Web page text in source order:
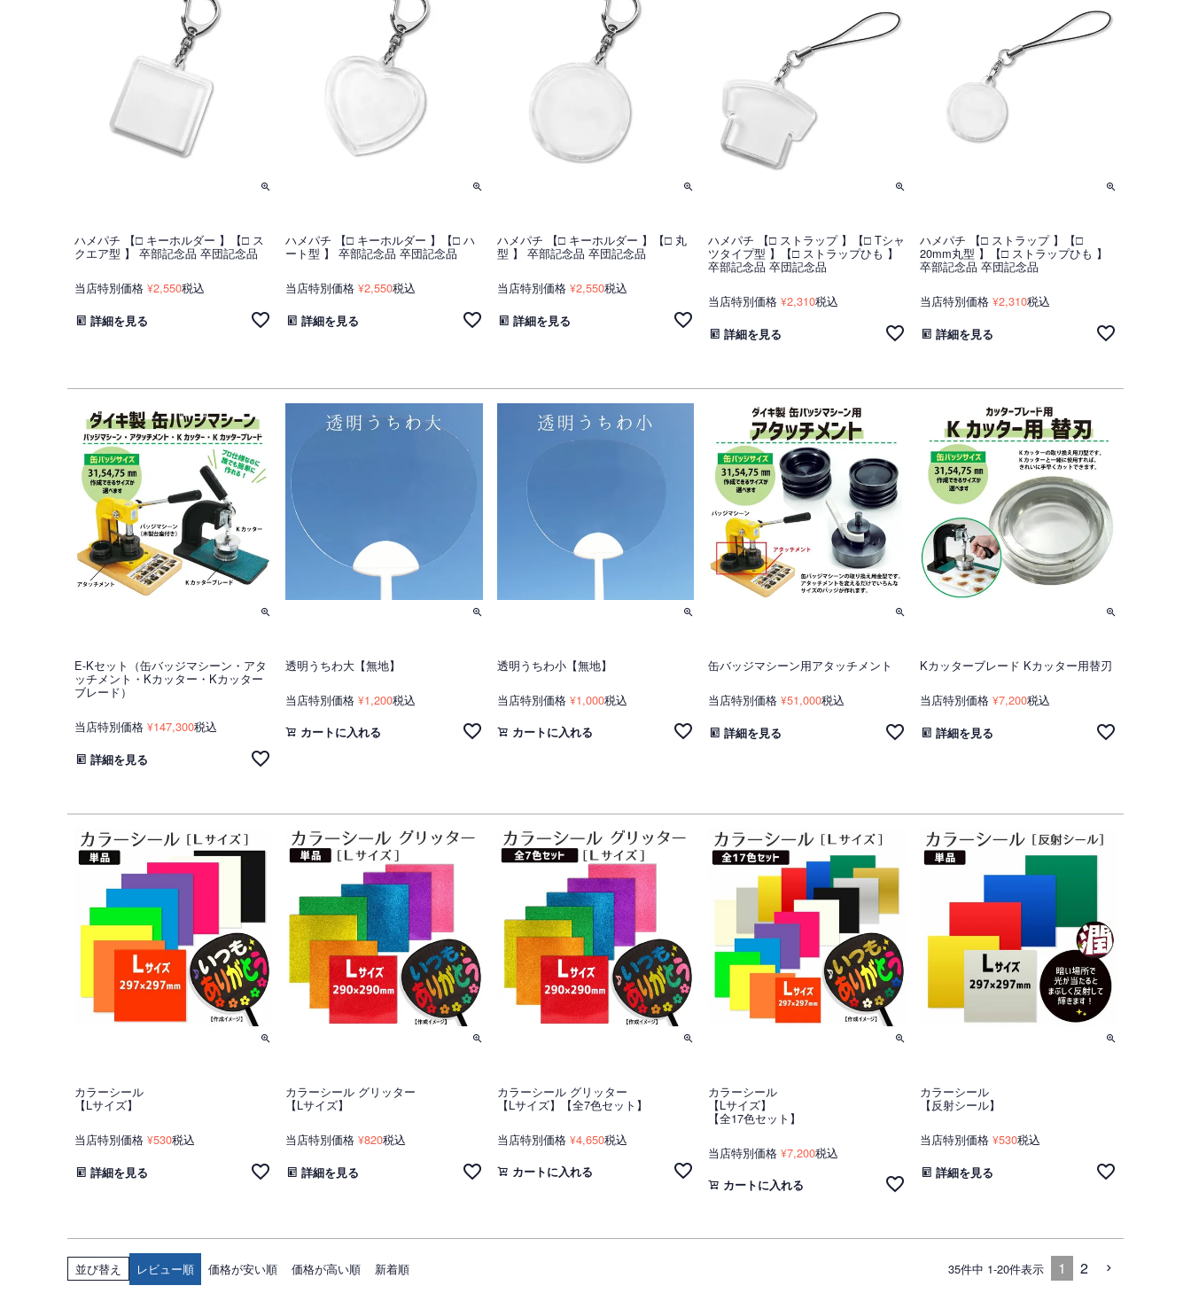
ハメパチ 【□ キーホルダー 】【□ ス
クエア型 】 卒部記念品 卒団記念品
当店特別価格 ¥2,550税込
詳細を見る
ハメパチ 【□ キーホルダー 】【□ ハ
ート型 】 卒部記念品 卒団記念品
当店特別価格 ¥2,550税込
詳細を見る
ハメパチ 【□ キーホルダー 】【□ 丸
型 】 卒部記念品 卒団記念品
当店特別価格 ¥2,550税込
詳細を見る
ハメパチ 【□ ストラップ 】【□ Tシャ
ツタイプ型 】【□ ストラップひも 】
卒部記念品 卒団記念品
当店特別価格 ¥2,310税込
詳細を見る
ハメパチ 【□ ストラップ 】【□
20mm丸型 】【□ ストラップひも 】
卒部記念品 卒団記念品
当店特別価格 ¥2,310税込
詳細を見る
E-Kセット（缶バッジマシーン・アタ
ッチメント・Kカッター・Kカッター
ブレード）
当店特別価格 ¥147,300税込
詳細を見る
透明うちわ大【無地】
当店特別価格 ¥1,200税込
カートに入れる
透明うちわ小【無地】
当店特別価格 ¥1,000税込
カートに入れる
缶バッジマシーン用アタッチメント
当店特別価格 ¥51,000税込
詳細を見る
Kカッターブレード Kカッター用替刃
当店特別価格 ¥7,200税込
詳細を見る
カラーシール
【Lサイズ】
当店特別価格 ¥530税込
詳細を見る
カラーシール グリッター
【Lサイズ】
当店特別価格 ¥820税込
詳細を見る
カラーシール グリッター
【Lサイズ】【全7色セット】
当店特別価格 ¥4,650税込
カートに入れる
カラーシール
【Lサイズ】
【全17色セット】
当店特別価格 ¥7,200税込
カートに入れる
カラーシール
【反射シール】
当店特別価格 ¥530税込
詳細を見る
並び替え レビュー順 価格が安い順 価格が高い順 新着順 35件中 1-20件表示 1 2